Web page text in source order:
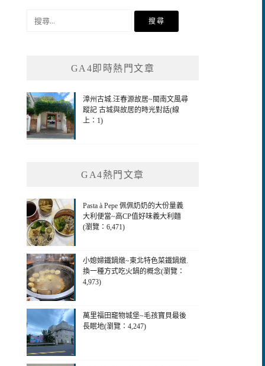
GA4即時熱門文章
漳州古城.汪春源故居~閩南文風尋
蹤記 古城與故居的時光對話(線
上：1)
GA4熱門文章
Pasta à Pepe 佩佩奶奶的大份量義
大利便當~高CP值好味義大利麵
(瀏覽：6,471)
小媳婦鐵鍋燉~東北特色菜鐵鍋燉.
換一種方式吃火鍋的概念(瀏覽：
4,973)
萬里福田竉物城堡~毛孩寶貝最後
長眠地(瀏覽：4,247)